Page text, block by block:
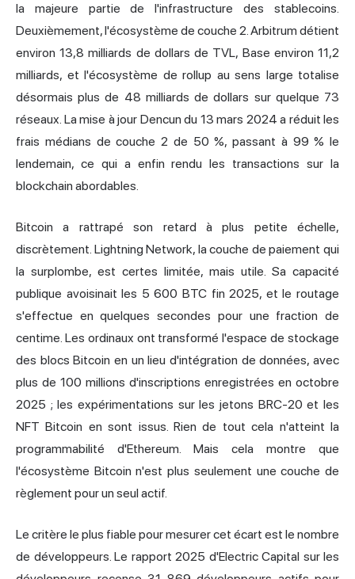
la majeure partie de l'infrastructure des stablecoins.
Deuxièmement, l'écosystème de couche 2. Arbitrum détient
environ 13,8 milliards de dollars de TVL, Base environ 11,2
milliards, et l'écosystème de rollup au sens large totalise
désormais plus de 48 milliards de dollars sur quelque 73
réseaux. La mise à jour Dencun du 13 mars 2024 a réduit les
frais médians de couche 2 de 50 %, passant à 99 % le
lendemain, ce qui a enfin rendu les transactions sur la
blockchain abordables.
Bitcoin a rattrapé son retard à plus petite échelle,
discrètement. Lightning Network, la couche de paiement qui
la surplombe, est certes limitée, mais utile. Sa capacité
publique avoisinait les 5 600 BTC fin 2025, et le routage
s'effectue en quelques secondes pour une fraction de
centime. Les ordinaux ont transformé l'espace de stockage
des blocs Bitcoin en un lieu d'intégration de données, avec
plus de 100 millions d'inscriptions enregistrées en octobre
2025 ; les expérimentations sur les jetons BRC-20 et les
NFT Bitcoin en sont issus. Rien de tout cela n'atteint la
programmabilité d'Ethereum. Mais cela montre que
l'écosystème Bitcoin n'est plus seulement une couche de
règlement pour un seul actif.
Le critère le plus fiable pour mesurer cet écart est le nombre
de développeurs. Le rapport 2025 d'Electric Capital sur les